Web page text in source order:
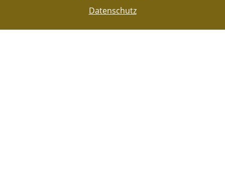
Datenschutz